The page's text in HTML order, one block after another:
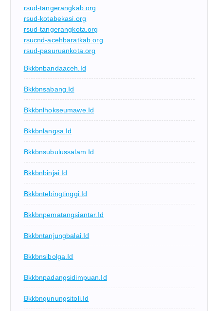
rsud-tangerangkab.org
rsud-kotabekasi.org
rsud-tangerangkota.org
rsucnd-acehbaratkab.org
rsud-pasuruankota.org
Bkkbnbandaaceh.id
Bkkbnsabang.id
Bkkbnlhokseumawe.id
Bkkbnlangsa.id
Bkkbnsubulussalam.id
Bkkbnbinjai.id
Bkkbntebingtinggi.id
Bkkbnpematangsiantar.id
Bkkbntanjungbalai.id
Bkkbnsibolga.id
Bkkbnpadangsidimpuan.id
Bkkbngunungsitoli.id